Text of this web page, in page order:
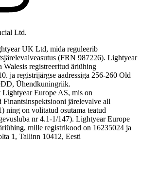
Ltd.
UK Ltd, mida reguleerib
(FRN 987226). Lightyear
registreeritud äriühing
ja registrijärgse aadressiga 256-260 Old
Ühendkuningriik.
Lightyear Europe AS, mis on
Finantsinspektsiooni järelevalve all
ning on volitatud osutama teatud
nr 4.1-1/147). Lightyear Europe
mille registrikood on 16235024 ja
1, Tallinn 10412, Eesti